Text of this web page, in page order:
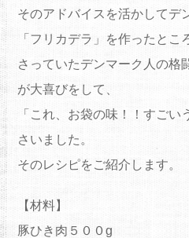
そのアドバイスを活かしてデ
「フリカデラ」を作ったと
さっていたデンマーク人の格
が大喜びをして、
「これ、お袋の味！！すご
さいました。
そのレシピをご紹介します。
【材料】
豚ひき肉５００g